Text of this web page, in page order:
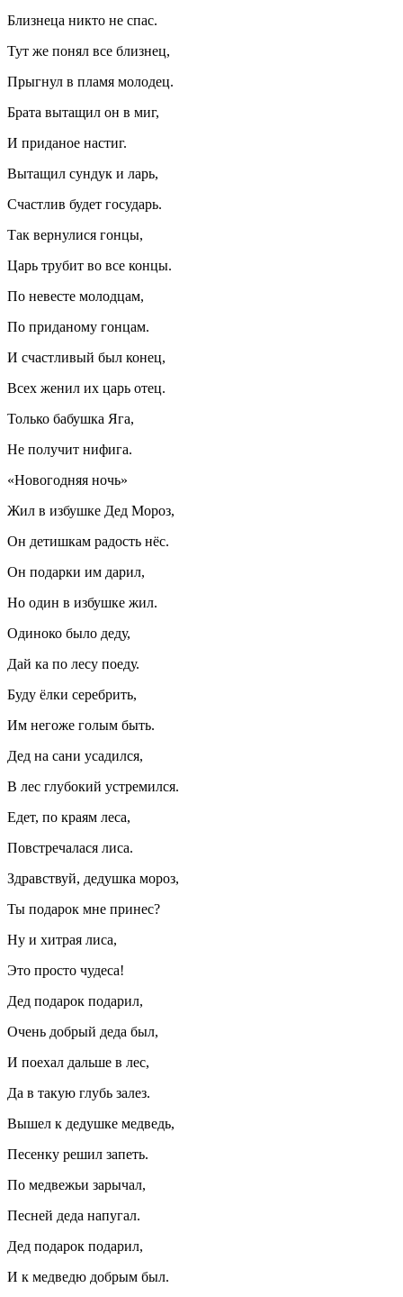
Близнеца никто не спас.
Тут же понял все близнец,
Прыгнул в пламя молодец.
Брата вытащил он в миг,
И приданое настиг.
Вытащил сундук и ларь,
Счастлив будет государь.
Так вернулися гонцы,
Царь трубит во все концы.
По невесте молодцам,
По приданому гонцам.
И счастливый был конец,
Всех женил их царь отец.
Только бабушка Яга,
Не получит нифига.
«Новогодняя ночь»
Жил в избушке Дед Мороз,
Он детишкам радость нёс.
Он подарки им дарил,
Но один в избушке жил.
Одиноко было деду,
Дай ка по лесу поеду.
Буду ёлки серебрить,
Им негоже голым быть.
Дед на сани усадился,
В лес глубокий устремился.
Едет, по краям леса,
Повстречалася лиса.
Здравствуй, дедушка мороз,
Ты подарок мне принес?
Ну и хитрая лиса,
Это просто чудеса!
Дед подарок подарил,
Очень добрый деда был,
И поехал дальше в лес,
Да в такую глубь залез.
Вышел к дедушке медведь,
Песенку решил запеть.
По медвежьи зарычал,
Песней деда напугал.
Дед подарок подарил,
И к медведю добрым был.